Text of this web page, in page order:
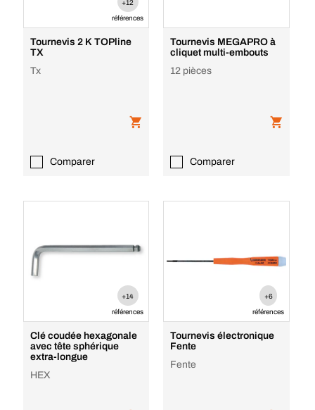
+12
références
Tournevis 2 K TOPline
TX
Tx
Comparer
Tournevis MEGAPRO à
cliquet multi-embouts
12 pièces
Comparer
+14
références
Clé coudée hexagonale
avec tête sphérique
extra-longue
HEX
+6
références
Tournevis électronique
Fente
Fente